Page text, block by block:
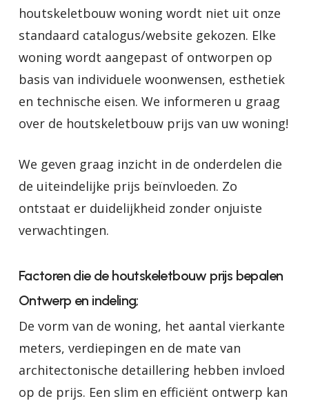
houtskeletbouw woning wordt niet uit onze
standaard catalogus/website gekozen. Elke
woning wordt aangepast of ontworpen op
basis van individuele woonwensen, esthetiek
en technische eisen. We informeren u graag
over de houtskeletbouw prijs van uw woning!
We geven graag inzicht in de onderdelen die
de uiteindelijke prijs beïnvloeden. Zo
ontstaat er duidelijkheid zonder onjuiste
verwachtingen.
Factoren die de houtskeletbouw prijs bepalen
Ontwerp en indeling;
De vorm van de woning, het aantal vierkante
meters, verdiepingen en de mate van
architectonische detaillering hebben invloed
op de prijs. Een slim en efficiënt ontwerp kan